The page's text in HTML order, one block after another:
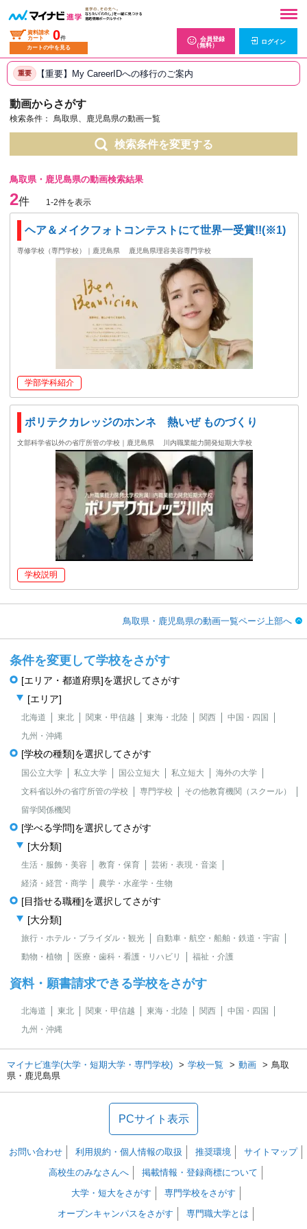
資料請求
カート
0件
カートの中を見る
会員登録
（無料）
ログイン
重要 【重要】My CareerIDへの移行のご案内
動画からさがす
検索条件： 鳥取県、鹿児島県の動画一覧
検索条件を変更する
鳥取県・鹿児島県の動画検索結果
2件 1-2件を表示
ヘア＆メイクフォトコンテストにて世界一受賞!!(※1)
専修学校（専門学校）｜鹿児島県 鹿児島県理容美容専門学校
学部学科紹介
ポリテクカレッジのホンネ 熱いぜ ものづくり
文部科学省以外の省庁所管の学校｜鹿児島県 川内職業能力開発短期大学校
学校説明
鳥取県・鹿児島県の動画一覧ページ上部へ
条件を変更して学校をさがす
[エリア・都道府県]を選択してさがす
[エリア]
北海道 東北 関東・甲信越 東海・北陸 関西
中国・四国
九州・沖縄
[学校の種類]を選択してさがす
国公立大学 私立大学 国公立短大 私立短大
海外の大学
文科省以外の省庁所管の学校
専門学校
その他教育機関（スクール）
留学関係機関
[学べる学問]を選択してさがす
[大分類]
生活・服飾・美容 教育・保育
芸術・表現・音楽
経済・経営・商学
農学・水産学・生物
[目指せる職種]を選択してさがす
[大分類]
旅行・ホテル・ブライダル・観光
自動車・航空・船舶・鉄道・宇宙
動物・植物
医療・歯科・看護・リハビリ 福祉・介護
資料・願書請求できる学校をさがす
北海道 東北 関東・甲信越 東海・北陸 関西
中国・四国
九州・沖縄
マイナビ進学(大学・短期大学・専門学校) 学校一覧 動画
鳥取
県・鹿児島県
PCサイト表示
お問い合わせ 利用規約・個人情報の取扱 推奨環境
サイトマップ
高校生のみなさんへ
掲載情報・登録商標について
大学・短大をさがす
専門学校をさがす
オープンキャンパスをさがす
専門職大学とは